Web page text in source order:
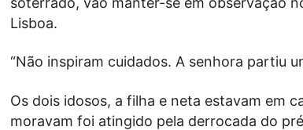
Lisboa.
“Não inspiram cuidados. A senhora partiu
Os dois idosos, a filha e neta estavam em
moravam foi atingido pela derrocada do